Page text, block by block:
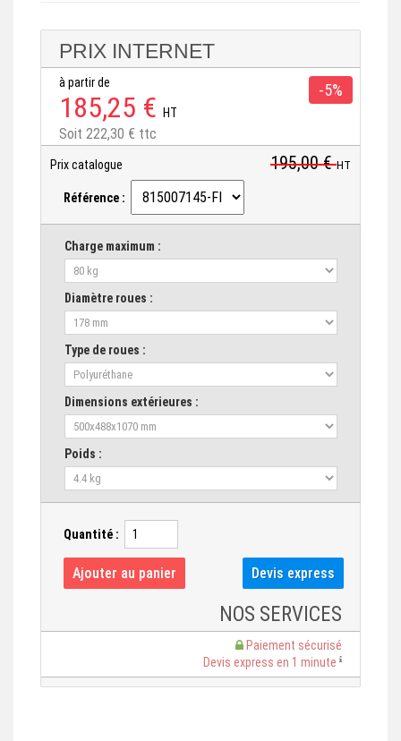
PRIX INTERNET
à partir de
185,25 € HT
Soit 222,30 € ttc
-5%
Prix catalogue 195,00 €HT
Référence :
Charge maximum :
Diamètre roues :
Type de roues :
Dimensions extérieures :
Poids :
Quantité :
NOS SERVICES
Paiement sécurisé
Devis express en 1 minute